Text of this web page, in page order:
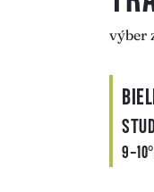
výber
9-